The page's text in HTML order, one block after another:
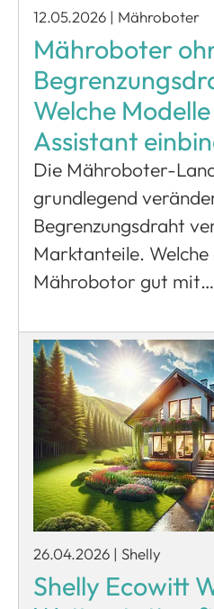
12.05.2026 | Mähroboter
Mähroboter
Welche
Assistant
Die Mähroboter-
grundlegend
Begrenzungsdraht
Marktanteile.
Mährobotor gut mit…
26.04.2026 | Shelly
Shelly Ecowitt